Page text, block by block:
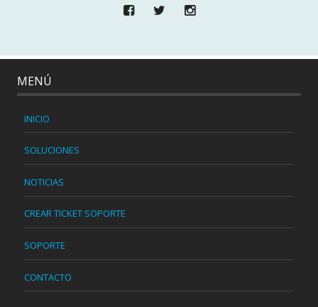
MENÚ
INICIO
SOLUCIONES
NOTICIAS
CREAR TICKET SOPORTE
SOPORTE
CONTACTO